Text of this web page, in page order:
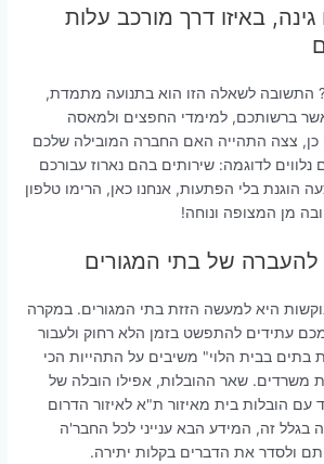
באיזו דרך מורכב עלות
התשובה לשאלה הזו הוא בתנועה מתמדת,
אשר ברשותכם, למימדי החפצים ולמאסה
כן, צצה התהייה האם החברה המובילה שלכם
נלווים לדוגמה: שירותים בהם נארוז עבורכם
הוגנת בלי הפתעות, אנחנו כאן, הרימו טלפון
מן המצופה ונוחה!
של בתי המגורים
היא למעשה הזזת בתי המגורים. במקרה
עתידים להתפשט בזמן הלא רחוק ולעבור
בתים בבית הלוי" משיבים על התהייות הכי
משרדים. שאר ההובלות, אפילו הובלה של
עם הובלות בית מאיזור ת"א לאיזור הדרום
בגלל זה, המידע הבא ענייני לכל החבר'ה
ולסדר את הדברים בקלות יתירה.